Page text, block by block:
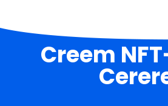
Creem